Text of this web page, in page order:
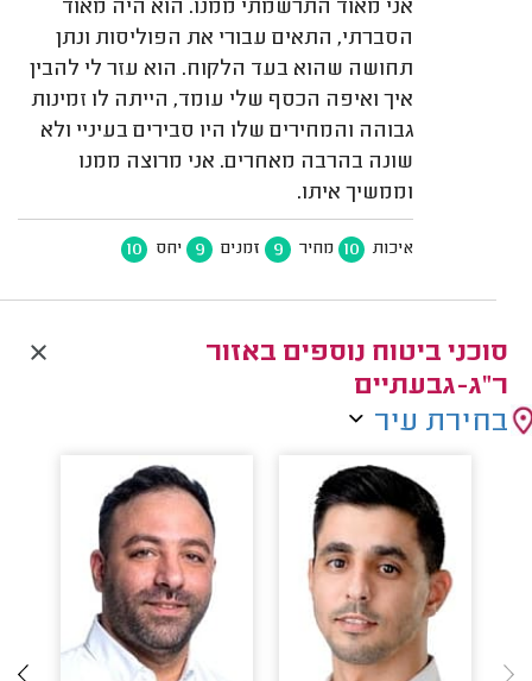
אני מאוד התרשמתי ממנו. הוא היה מאוד
הסברתי, התאים עבורי את הפוליסות ונתן
תחושה שהוא בעד הלקוח. הוא עזר לי להבין
איך ואיפה הכסף שלי עומד, הייתה לו זמינות
גבוהה והמחירים שלו היו סבירים בעיניי ולא
שונה בהרבה מאחרים. אני מרוצה ממנו
וממשיך איתו.
איכות 10 מחיר 9 זמנים 9 יחס 10
סוכני ביטוח נוספים באזור
ר"ג-גבעתיים
בחירת עיר